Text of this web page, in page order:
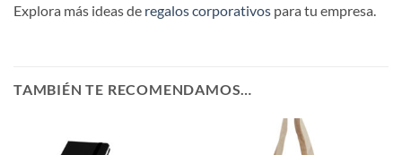
Explora más ideas de regalos corporativos para tu empresa.
TAMBIÉN TE RECOMENDAMOS…